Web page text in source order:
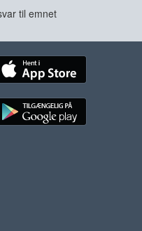
til emnet